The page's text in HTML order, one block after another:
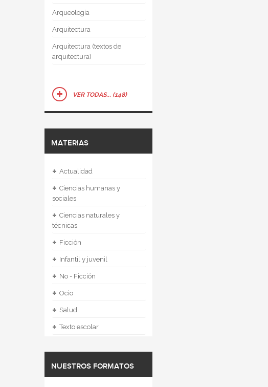
Arqueología
Arquitectura
Arquitectura (textos de
arquitectura)
VER TODAS... (148)
MATERIAS
+ Actualidad
+ Ciencias humanas y
sociales
+ Ciencias naturales y
técnicas
+ Ficción
+ Infantil y juvenil
+ No - Ficción
+ Ocio
+ Salud
+ Texto escolar
NUESTROS FORMATOS